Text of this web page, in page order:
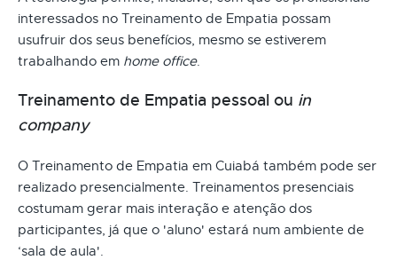
interessados no Treinamento de Empatia possam
usufruir dos seus benefícios, mesmo se estiverem
trabalhando em home office.
Treinamento de Empatia pessoal ou in
company
O Treinamento de Empatia em Cuiabá também pode ser
realizado presencialmente. Treinamentos presenciais
costumam gerar mais interação e atenção dos
participantes, já que o 'aluno' estará num ambiente de
‘sala de aula'.